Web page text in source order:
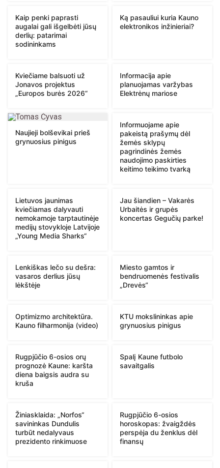
Kaip penki paprasti
augalai gali išgelbėti jūsų
derlių: patarimai
sodininkams
Ką pasauliui kuria Kauno
elektronikos inžinieriai?
Kviečiame balsuoti už
Jonavos projektus
„Europos burės 2026“
Informacija apie
planuojamas varžybas
Elektrėnų mariose
Naujieji bolševikai prieš
grynuosius pinigus
Informuojame apie
pakeistą prašymų dėl
žemės sklypų
pagrindinės žemės
naudojimo paskirties
keitimo teikimo tvarką
Lietuvos jaunimas
kviečiamas dalyvauti
nemokamoje tarptautinėje
medijų stovykloje Latvijoje
„Young Media Sharks“
Jau šiandien – Vakarės
Urbaitės ir grupės
koncertas Gegučių parke!
Lenkiškas lečo su dešra:
vasaros derlius jūsų
lėkštėje
Miesto gamtos ir
bendruomenės festivalis
„Drevės“
Optimizmo architektūra.
Kauno filharmonija (video)
KTU mokslininkas apie
grynuosius pinigus
Rugpjūčio 6-osios orų
prognozė Kaune: karšta
diena baigsis audra su
kruša
Spalį Kaune futbolo
savaitgalis
Žiniasklaida: „Norfos“
savininkas Dundulis
turbūt nedalyvaus
prezidento rinkimuose
Rugpjūčio 6-osios
horoskopas: žvaigždės
perspėja du ženklus dėl
finansų